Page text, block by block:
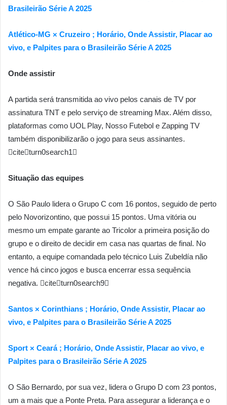
Brasileirão Série A 2025
Atlético-MG × Cruzeiro ; Horário, Onde Assistir, Placar ao
vivo, e Palpites para o Brasileirão Série A 2025
Onde assistir
A partida será transmitida ao vivo pelos canais de TV por
assinatura TNT e pelo serviço de streaming Max. Além disso,
plataformas como UOL Play, Nosso Futebol e Zapping TV
também disponibilizarão o jogo para seus assinantes.
citeturn0search1
Situação das equipes
O São Paulo lidera o Grupo C com 16 pontos, seguido de perto
pelo Novorizontino, que possui 15 pontos. Uma vitória ou
mesmo um empate garante ao Tricolor a primeira posição do
grupo e o direito de decidir em casa nas quartas de final. No
entanto, a equipe comandada pelo técnico Luis Zubeldía não
vence há cinco jogos e busca encerrar essa sequência
negativa. citeturn0search9
Santos × Corinthians ; Horário, Onde Assistir, Placar ao
vivo, e Palpites para o Brasileirão Série A 2025
Sport × Ceará ; Horário, Onde Assistir, Placar ao vivo, e
Palpites para o Brasileirão Série A 2025
O São Bernardo, por sua vez, lidera o Grupo D com 23 pontos,
um a mais que a Ponte Preta. Para assegurar a liderança e o